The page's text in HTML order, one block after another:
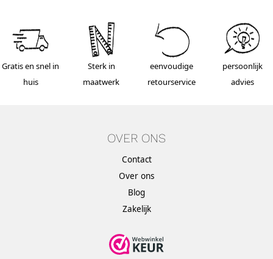
Gratis en snel in
huis
Sterk in
maatwerk
eenvoudige
retourservice
persoonlijk
advies
OVER ONS
Contact
Over ons
Blog
Zakelijk